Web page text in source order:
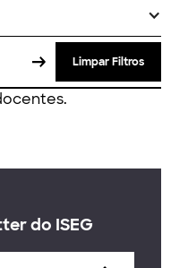
Limpar Filtros
do ISEG